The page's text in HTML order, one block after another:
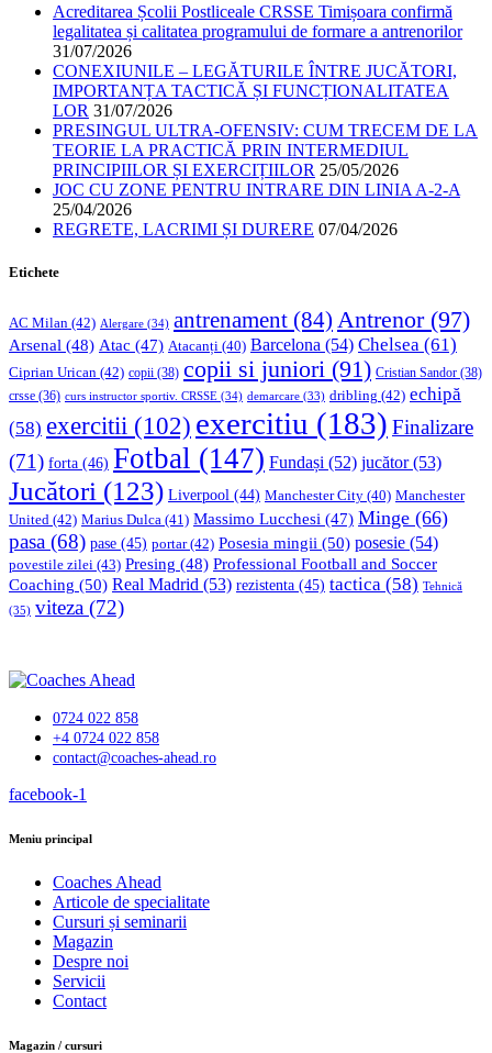
Acreditarea Școlii Postliceale CRSSE Timișoara confirmă
legalitatea și calitatea programului de formare a antrenorilor
31/07/2026
CONEXIUNILE – LEGĂTURILE ÎNTRE JUCĂTORI,
IMPORTANȚA TACTICĂ ȘI FUNCȚIONALITATEA
LOR 31/07/2026
PRESINGUL ULTRA-OFENSIV: CUM TRECEM DE LA
TEORIE LA PRACTICĂ PRIN INTERMEDIUL
PRINCIPIILOR ȘI EXERCIȚIILOR 25/05/2026
JOC CU ZONE PENTRU INTRARE DIN LINIA A-2-A
25/04/2026
REGRETE, LACRIMI ȘI DURERE 07/04/2026
Etichete
AC Milan (42) Alergare (34) antrenament (84) Antrenor(97)
Arsenal (48) Atac (47) Atacanți (40) Barcelona (54) Chelsea (61)
Ciprian Urican (42) copii (38) copii si juniori (91) Cristian Sandor (38)
crsse (36) curs instructor sportiv. CRSSE (34) demarcare (33) dribling (42) echipă
(58) exercitii (102) exercitiu (183) Finalizare
(71) forta (46) Fotbal (147) Fundași (52) jucător(53)
Jucători (123) Liverpool (44) Manchester City (40) Manchester
United (42) Marius Dulca (41) Massimo Lucchesi (47) Minge (66)
pasa (68) pase (45) portar(42) Posesia mingii (50) posesie (54)
povestile zilei (43) Presing (48) Professional Football and Soccer
Coaching (50) Real Madrid (53) rezistenta (45) tactica (58) Tehnică
(35) viteza (72)
0724 022 858
+4 0724 022 858
contact@coaches-ahead.ro
facebook-1
Meniu principal
Coaches Ahead
Articole de specialitate
Cursuri și seminarii
Magazin
Despre noi
Servicii
Contact
Magazin / cursuri